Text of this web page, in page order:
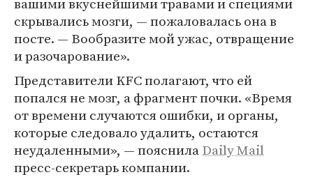
скрывались мозги, — пожаловалась она в
посте. — Вообразите мой ужас, отвращение
и разочарование».
Представители KFC полагают, что ей
попался не мозг, а фрагмент почки. «Время
от времени случаются ошибки, и органы,
которые следовало удалить, остаются
неудаленными», — пояснилаDaily Mail
пресс-секретарь компании.